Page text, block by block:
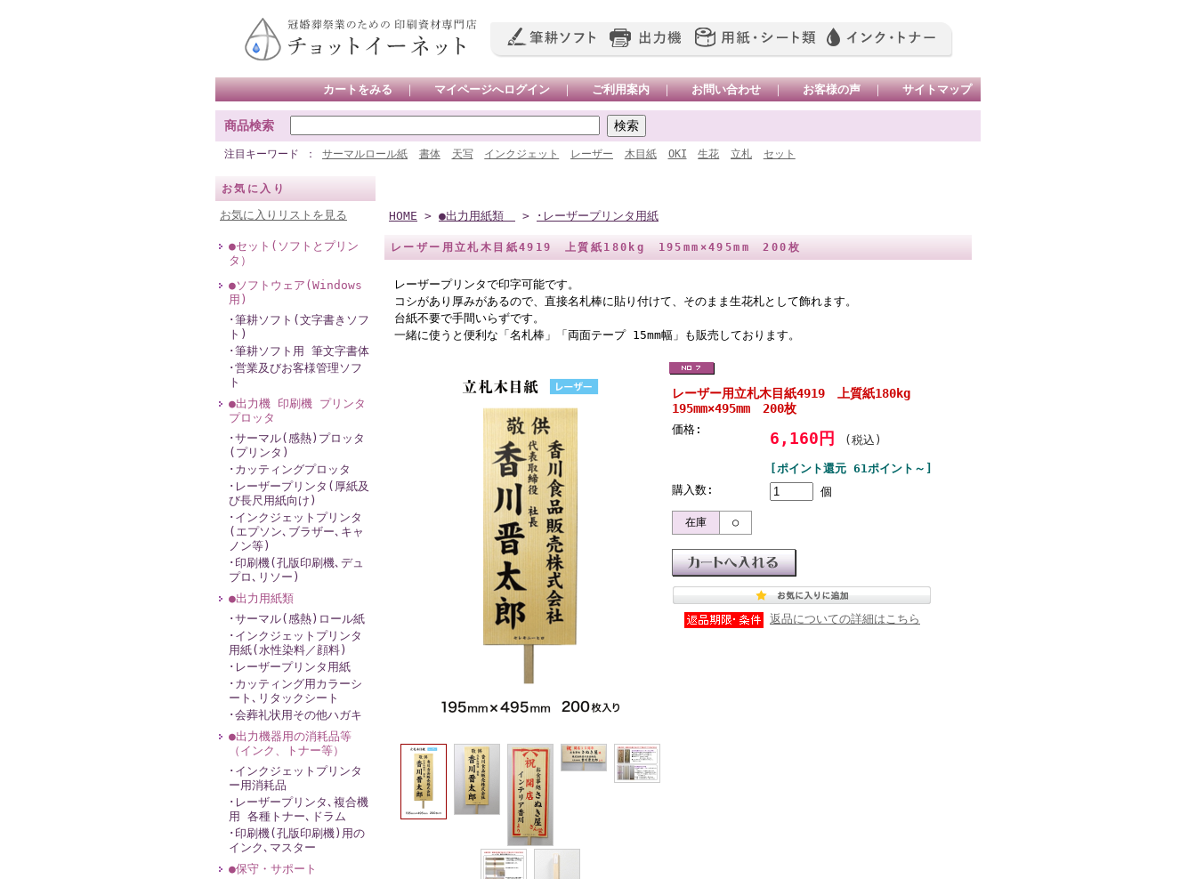
カートをみる ｜ マイページへログイン ｜ ご利用案内 ｜ お問い合わせ ｜ お客様の声 ｜ サイトマップ
商品検索
注目キーワード サーマルロール紙 書体 天写 インクジェット レーザー 木目紙 OKI 生花 立札 セット
お気に入り
お気に入りリストを見る
●セット(ソフトとプリン
タ）
●ソフトウェア(Windows
用)
･筆耕ソフト(文字書きソフ
ト)
･筆耕ソフト用 筆文字書体
･営業及びお客様管理ソフ
ト
●出力機 印刷機 プリンタ
プロッタ
･サーマル(感熱)プロッタ
(プリンタ)
･カッティングプロッタ
･レーザープリンタ(厚紙及
び長尺用紙向け)
･インクジェットプリンタ
(エプソン､ブラザー､キャ
ノン等)
･印刷機(孔版印刷機､デュ
プロ､リソー)
●出力用紙類
･サーマル(感熱)ロール紙
･インクジェットプリンタ
用紙(水性染料／顔料)
･レーザープリンタ用紙
･カッティング用カラーシ
ート､リタックシート
･会葬礼状用その他ハガキ
●出力機器用の消耗品等
（インク、トナー等）
･インクジェットプリンタ
ー用消耗品
･レーザープリンタ､複合機
用 各種トナー､ドラム
･印刷機(孔版印刷機)用の
インク､マスター
●保守・サポート
HOME > ●出力用紙類 > ･レーザープリンタ用紙
レーザー用立札木目紙4919 上質紙180kg 195mm×495mm 200枚
レーザープリンタで印字可能です。
コシがあり厚みがあるので、直接名札棒に貼り付けて、そのまま生花札として飾れます。
台紙不要で手間いらずです。
一緒に使うと便利な「名札棒」「両面テープ 15mm幅」も販売しております。
レーザー用立札木目紙4919 上質紙180kg
195mm×495mm 200枚
価格: 6,160円 (税込)
[ポイント還元 61ポイント～]
購入数:
個
在庫 ○
返品についての詳細はこちら